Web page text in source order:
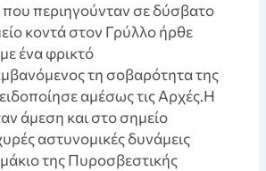
που περιηγούνταν σε δύσβατο
κοντά στον Γρύλλο ήρθε
ένα φρικτό
τη σοβαρότητα της
αμέσως τις Αρχές.Η
άμεση και στο σημείο
αστυνομικές δυνάμεις
της Πυροσβεστικής